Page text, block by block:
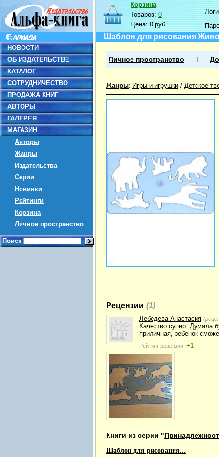
НОВОСТИ
ОБ ИЗДАТЕЛЬСТВЕ
КАТАЛОГ
СОТРУДНИЧЕСТВО
ПРОДАЖА КНИГ
АВТОРЫ
ГАЛЕРЕЯ
МАГАЗИН
Авторы
Жанры
Издательства
Серии
Новинки
Рейтинги
Корзина
Личное пространство
Поиск
Корзина
Товаров:0
Цена:0 руб.
Шаблон для рисования
Личное пространство
Жанры: Игры и игрушки / Детское
Рецензии (1)
Лебедева Анастасия
Качество супер. Думала
приличная, ребенок
Рейтинг рецензии: +1
Книги из серии "
Шаблон для рисования...